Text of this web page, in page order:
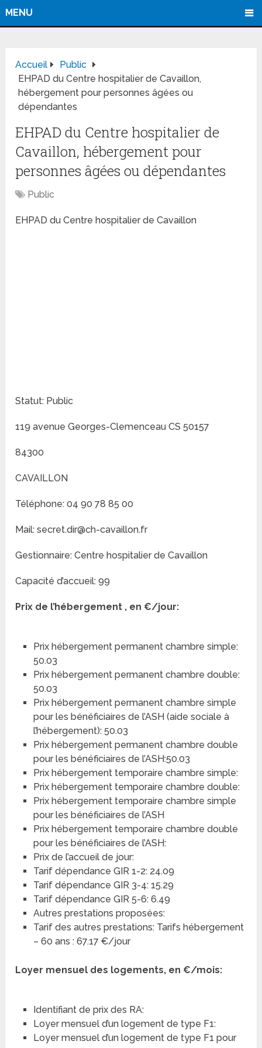
MENU
Accueil
Public
EHPAD du Centre hospitalier de Cavaillon,
hébergement pour personnes âgées ou
dépendantes
EHPAD du Centre hospitalier de
Cavaillon, hébergement pour
personnes âgées ou dépendantes
Public
EHPAD du Centre hospitalier de Cavaillon
Statut: Public
119 avenue Georges-Clemenceau CS 50157
84300
CAVAILLON
Téléphone: 04 90 78 85 00
Mail: secret.dir@ch-cavaillon.fr
Gestionnaire: Centre hospitalier de Cavaillon
Capacité d’accueil: 99
Prix de l’hébergement , en €/jour:
Prix hébergement permanent chambre simple:
50.03
Prix hébergement permanent chambre double:
50.03
Prix hébergement permanent chambre simple
pour les bénéficiaires de l’ASH (aide sociale à
l’hébergement): 50.03
Prix hébergement permanent chambre double
pour les bénéficiaires de l’ASH:50.03
Prix hébergement temporaire chambre simple:
Prix hébergement temporaire chambre double:
Prix hébergement temporaire chambre simple
pour les bénéficiaires de l’ASH
Prix hébergement temporaire chambre double
pour les bénéficiaires de l’ASH:
Prix de l’accueil de jour:
Tarif dépendance GIR 1-2: 24.09
Tarif dépendance GIR 3-4: 15.29
Tarif dépendance GIR 5-6: 6.49
Autres prestations proposées:
Tarif des autres prestations: Tarifs hébergement
– 60 ans : 67.17 €/jour
Loyer mensuel des logements, en €/mois:
Identifiant de prix des RA:
Loyer mensuel d’un logement de type F1:
Loyer mensuel d’un logement de type F1 pour